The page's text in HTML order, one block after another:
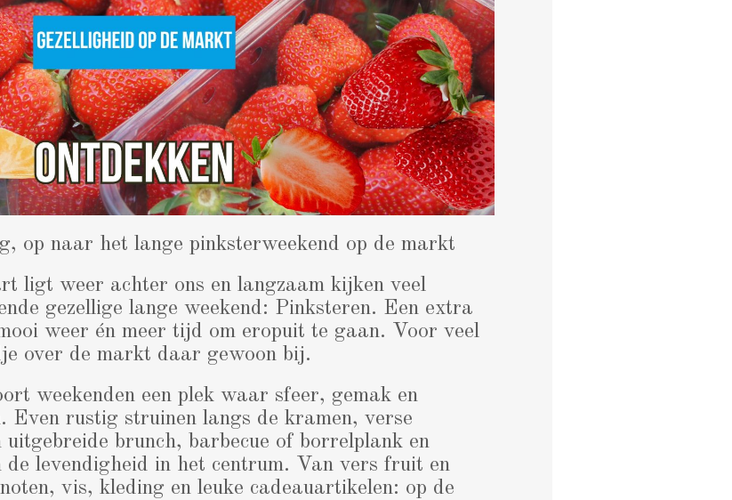
op naar het lange pinksterweekend op de markt
ligt weer achter ons en langzaam kijken veel
gezellige lange weekend: Pinksteren. Een extra
weer én meer tijd om eropuit te gaan. Voor veel
over de markt daar gewoon bij.
weekenden een plek waar sfeer, gemak en
Even rustig struinen langs de kramen, verse
uitgebreide brunch, barbecue of borrelplank en
de levendigheid in het centrum. Van vers fruit en
vis, kleding en leuke cadeauartikelen: op de